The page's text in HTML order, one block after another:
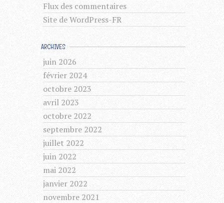
Flux des commentaires
Site de WordPress-FR
ARCHIVES
juin 2026
février 2024
octobre 2023
avril 2023
octobre 2022
septembre 2022
juillet 2022
juin 2022
mai 2022
janvier 2022
novembre 2021